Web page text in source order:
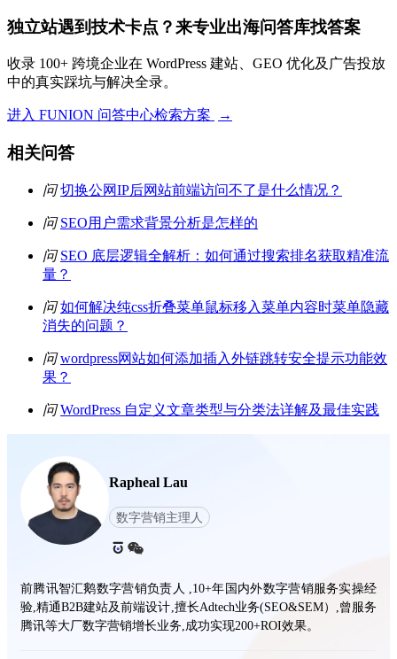
独立站遇到技术卡点？来专业出海问答库找答案
收录 100+ 跨境企业在 WordPress 建站、GEO 优化及广告投放
中的真实踩坑与解决全录。
进入 FUNION 问答中心检索方案 →
相关问答
问 切换公网IP后网站前端访问不了是什么情况？
问 SEO用户需求背景分析是怎样的
问 SEO 底层逻辑全解析：如何通过搜索排名获取精准流
量？
问 如何解决纯css折叠菜单鼠标移入菜单内容时菜单隐藏
消失的问题？
问 wordpress网站如何添加插入外链跳转安全提示功能效
果？
问 WordPress 自定义文章类型与分类法详解及最佳实践
Rapheal Lau
数字营销主理人
前腾讯智汇鹅数字营销负责人 ,10+年国内外数字营销服务实操经
验,精通B2B建站及前端设计,擅长Adtech业务(SEO&SEM）,曾服务
腾讯等大厂数字营销增长业务,成功实现200+ROI效果。